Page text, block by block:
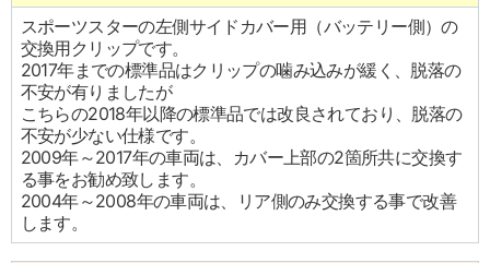
スポーツスターの左側サイドカバー用（バッテリー側）の
交換用クリップです。
2017年までの標準品はクリップの噛み込みが緩く、脱落の
不安が有りましたが
こちらの2018年以降の標準品では改良されており、脱落の
不安が少ない仕様です。
2009年～2017年の車両は、カバー上部の2箇所共に交換す
る事をお勧め致します。
2004年～2008年の車両は、リア側のみ交換する事で改善
します。